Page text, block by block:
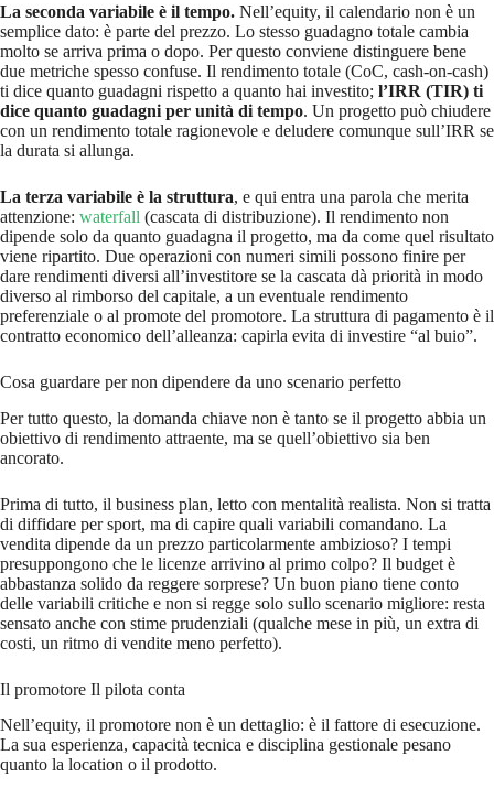
La seconda variabile è il tempo. Nell’equity, il calendario non è un
semplice dato: è parte del prezzo. Lo stesso guadagno totale cambia
molto se arriva prima o dopo. Per questo conviene distinguere bene
due metriche spesso confuse. Il rendimento totale (CoC, cash-on-cash)
ti dice quanto guadagni rispetto a quanto hai investito; l’IRR (TIR) ti
dice quanto guadagni per unità di tempo. Un progetto può chiudere
con un rendimento totale ragionevole e deludere comunque sull’IRR se
la durata si allunga.
La terza variabile è la struttura, e qui entra una parola che merita
attenzione: waterfall (cascata di distribuzione). Il rendimento non
dipende solo da quanto guadagna il progetto, ma da come quel risultato
viene ripartito. Due operazioni con numeri simili possono finire per
dare rendimenti diversi all’investitore se la cascata dà priorità in modo
diverso al rimborso del capitale, a un eventuale rendimento
preferenziale o al promote del promotore. La struttura di pagamento è il
contratto economico dell’alleanza: capirla evita di investire “al buio”.
Cosa guardare per non dipendere da uno scenario perfetto
Per tutto questo, la domanda chiave non è tanto se il progetto abbia un
obiettivo di rendimento attraente, ma se quell’obiettivo sia ben
ancorato.
Prima di tutto, il business plan, letto con mentalità realista. Non si tratta
di diffidare per sport, ma di capire quali variabili comandano. La
vendita dipende da un prezzo particolarmente ambizioso? I tempi
presuppongono che le licenze arrivino al primo colpo? Il budget è
abbastanza solido da reggere sorprese? Un buon piano tiene conto
delle variabili critiche e non si regge solo sullo scenario migliore: resta
sensato anche con stime prudenziali (qualche mese in più, un extra di
costi, un ritmo di vendite meno perfetto).
Il promotore Il pilota conta
Nell’equity, il promotore non è un dettaglio: è il fattore di esecuzione.
La sua esperienza, capacità tecnica e disciplina gestionale pesano
quanto la location o il prodotto.